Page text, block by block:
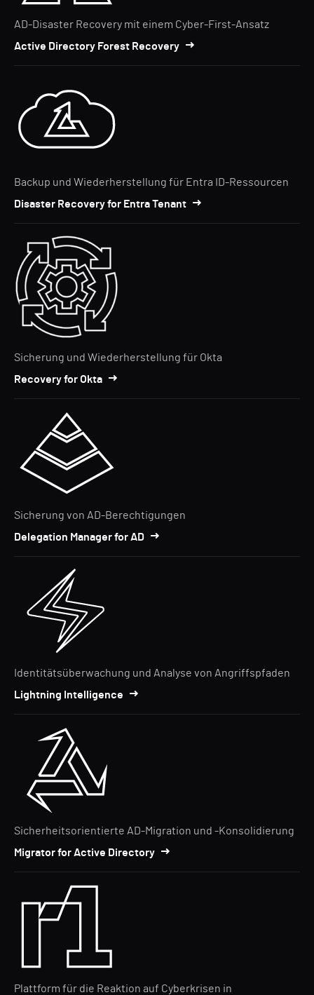
AD-Disaster Recovery mit einem Cyber-First-Ansatz
Active Directory Forest Recovery
Backup und Wiederherstellung für Entra ID-Ressourcen
Disaster Recovery for Entra Tenant
Sicherung und Wiederherstellung für Okta
Recovery for Okta
Sicherung von AD-Berechtigungen
Delegation Manager for AD
Identitätsüberwachung und Analyse von Angriffspfaden
Lightning Intelligence
Sicherheitsorientierte AD-Migration und -Konsolidierung
Migrator for Active Directory
Plattform für die Reaktion auf Cyberkrisen in